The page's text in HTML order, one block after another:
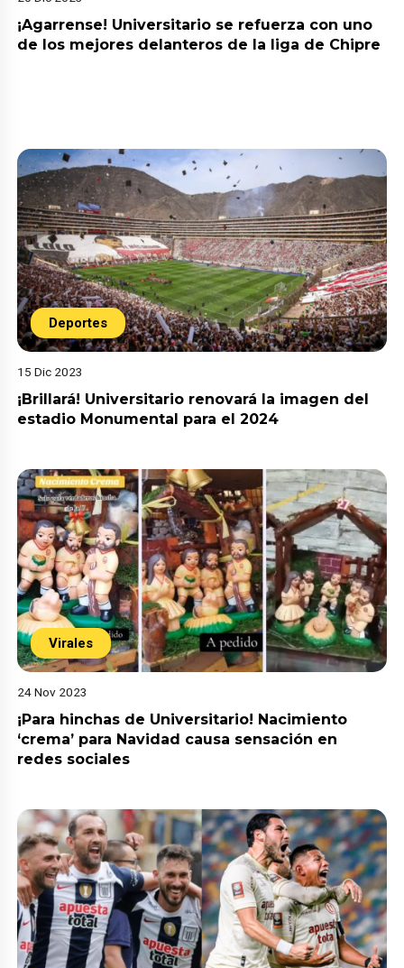
¡Agarrense! Universitario se refuerza con uno
de los mejores delanteros de la liga de Chipre
Deportes
15 Dic 2023
¡Brillará! Universitario renovará la imagen del
estadio Monumental para el 2024
Virales
24 Nov 2023
¡Para hinchas de Universitario! Nacimiento
‘crema’ para Navidad causa sensación en
redes sociales